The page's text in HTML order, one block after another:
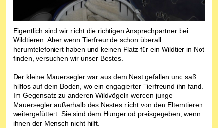
Eigentlich sind wir nicht die richtigen Ansprechpartner bei
Wildtieren. Aber wenn Tierfreunde schon überall
herumtelefoniert haben und keinen Platz für ein Wildtier in Not
finden, versuchen wir unser Bestes.
Der kleine Mauersegler war aus dem Nest gefallen und saß
hilflos auf dem Boden, wo ein engagierter Tierfreund ihn fand.
Im Gegensatz zu anderen Wildvögeln werden junge
Mauersegler außerhalb des Nestes nicht von den Elterntieren
weitergefüttert. Sie sind dem Hungertod preisgegeben, wenn
ihnen der Mensch nicht hilft.